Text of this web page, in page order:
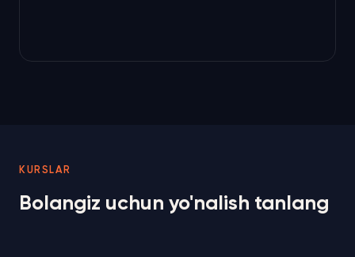
KURSLAR
Bolangiz uchun yo'nalish tanlang